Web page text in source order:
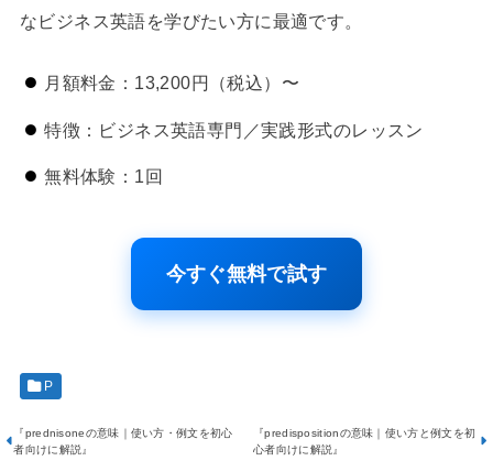
なビジネス英語を学びたい方に最適です。
月額料金：13,200円（税込）〜
特徴：ビジネス英語専門／実践形式のレッスン
無料体験：1回
今すぐ無料で試す
P
『prednisoneの意味｜使い方・例文を初心
者向けに解説』
『predispositionの意味｜使い方と例文を初
心者向けに解説』